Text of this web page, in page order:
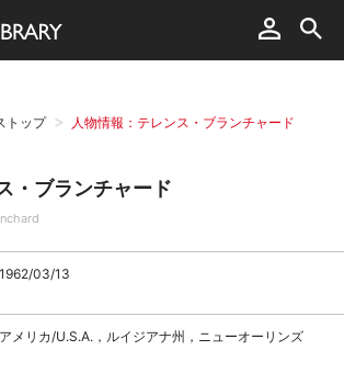
トップ 人物情報：テレンス・ブランチャード
・ブランチャード
1962/03/13
アメリカ/U.S.A.，ルイジアナ州，ニューオーリンズ